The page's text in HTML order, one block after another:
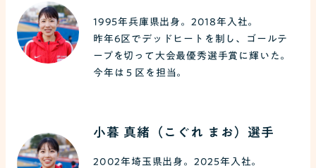
1995年兵庫県出身。2018年入社。
昨年6区でデッドヒートを制し、ゴールテ
ープを切って大会最優秀選手賞に輝いた。
今年は５区を担当。
小暮 真緒（こぐれ まお）選手
2002年埼玉県出身。2025年入社。